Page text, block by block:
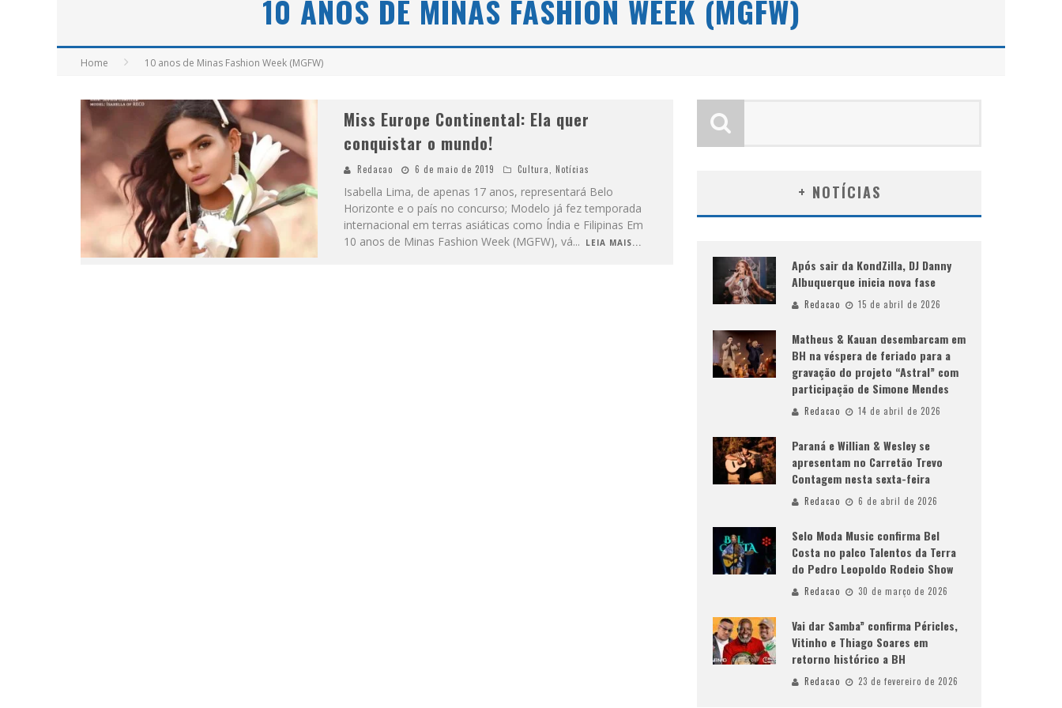
10 ANOS DE MINAS FASHION WEEK (MGFW)
Home 10 anos de Minas Fashion Week (MGFW)
Miss Europe Continental: Ela quer
conquistar o mundo!
Redacao 6 de maio de 2019 Cultura Notícias
Isabella Lima, de apenas 17 anos, representará Belo
Horizonte e o país no concurso; Modelo já fez temporada
internacional em terras asiáticas como Índia e Filipinas Em
10 anos de Minas Fashion Week (MGFW), vá... LEIA MAIS...
+ NOTÍCIAS
Após sair da KondZilla, DJ Danny
Albuquerque inicia nova fase
Redacao 15 de abril de 2026
Matheus & Kauan desembarcam em
BH na véspera de feriado para a
gravação do projeto “Astral” com
participação de Simone Mendes
Redacao 14 de abril de 2026
Paraná e Willian & Wesley se
apresentam no Carretão Trevo
Contagem nesta sexta-feira
Redacao 6 de abril de 2026
Selo Moda Music confirma Bel
Costa no palco Talentos da Terra
do Pedro Leopoldo Rodeio Show
Redacao 30 de março de 2026
Vai dar Samba” confirma Péricles,
Vitinho e Thiago Soares em
retorno histórico a BH
Redacao 23 de fevereiro de 2026